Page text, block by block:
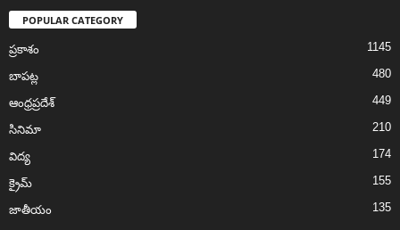
POPULAR CATEGORY
ప్రకాశం 1145
బాపట్ల 480
ఆంధ్రప్రదేశ్ 449
సినిమా 210
విద్య 174
క్రైమ్ 155
జాతీయం 135